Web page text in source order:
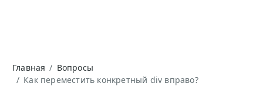
Главная
Вопросы
Как переместить конкретный div вправо?